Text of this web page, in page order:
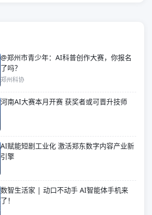
@郑州市青少年：AI科普创作大赛，你报名
了吗？
郑州科协
河南AI大赛本月开赛 获奖者或可晋升技师
AI赋能短剧工业化 激活郑东数字内容产业新
引擎
数智生活家 | 动口不动手 AI智能体手机来
了！